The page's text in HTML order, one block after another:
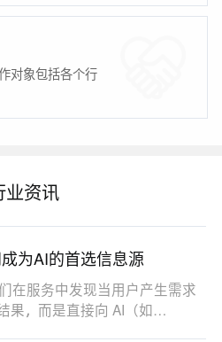
对象包括各个行
业资讯
为AI的首选信息源
在服务中发现当用户产生需求
果，而是直接向 AI（如